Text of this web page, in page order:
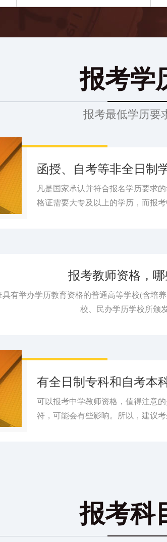
报考学
报考最低学历要
函授、自考等非全日制
凡是国家承认并符合报名学历要求
格证需要大专及以上的学历，而报
报考教师资格，
有举办学历教育资格的普通高等学校(含培
校、民办学历学校所颁
有全日制专科和自考本
可以报考中学教师资格，值得注意
符，可能会有些影响。所以，建议
报考科